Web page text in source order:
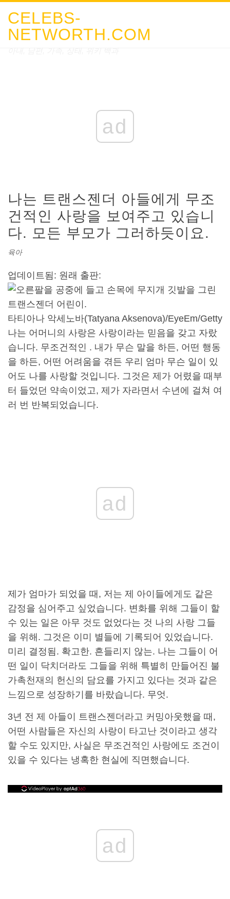
CELEBS-
NETWORTH.COM
ad
나는 트랜스젠더 아들에게 무조
건적인 사랑을 보여주고 있습니
다. 모든 부모가 그러하듯이요.
육아
업데이트됨: 원래 출판:
타티아나 악세노바(Tatyana Aksenova)/EyeEm/Getty
나는 어머니의 사랑은 사랑이라는 믿음을 갖고 자랐
습니다. 무조건적인 . 내가 무슨 말을 하든, 어떤 행동
을 하든, 어떤 어려움을 겪든 우리 엄마 무슨 일이 있
어도 나를 사랑할 것입니다. 그것은 제가 어렸을 때부
터 들었던 약속이었고, 제가 자라면서 수년에 걸쳐 여
러 번 반복되었습니다.
ad
제가 엄마가 되었을 때, 저는 제 아이들에게도 같은
감정을 심어주고 싶었습니다. 변화를 위해 그들이 할
수 있는 일은 아무 것도 없었다는 것 나의 사랑 그들
을 위해. 그것은 이미 별들에 기록되어 있었습니다.
미리 결정됨. 확고한. 흔들리지 않는. 나는 그들이 어
떤 일이 닥치더라도 그들을 위해 특별히 만들어진 불
가촉천재의 헌신의 담요를 가지고 있다는 것과 같은
느낌으로 성장하기를 바랐습니다. 무엇.
3년 전 제 아들이 트랜스젠더라고 커밍아웃했을 때,
어떤 사람들은 자신의 사랑이 타고난 것이라고 생각
할 수도 있지만, 사실은 무조건적인 사랑에도 조건이
있을 수 있다는 냉혹한 현실에 직면했습니다.
ad